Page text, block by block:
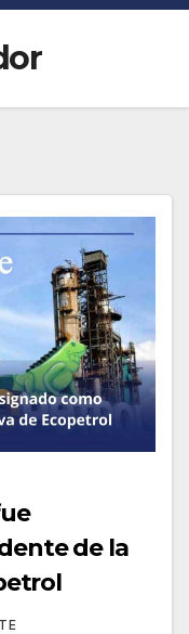
de la